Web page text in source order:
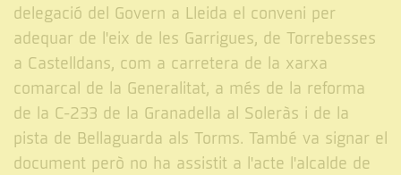
delegació del Govern a Lleida el conveni per
adequar de l'eix de les Garrigues, de Torrebesses
a Castelldans, com a carretera de la xarxa
comarcal de la Generalitat, a més de la reforma
de la C-233 de la Granadella al Soleràs i de la
pista de Bellaguarda als Torms. També va signar el
document però no ha assistit a l'acte l'alcalde de